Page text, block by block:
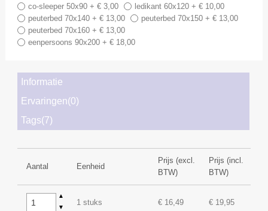
co-sleeper 50x90 + € 3,00
ledikant 60x120 + € 10,00
peuterbed 70x140 + € 13,00
peuterbed 70x150 + € 13,00
peuterbed 70x160 + € 13,00
eenpersoons 90x200 + € 18,00
Informatie
Ervaringen(0)
Tags(7)
Aantal Eenheid
Prijs (excl.
BTW)
Prijs (incl.
BTW)
▲
▼
1 stuks € 16,49 € 19,95